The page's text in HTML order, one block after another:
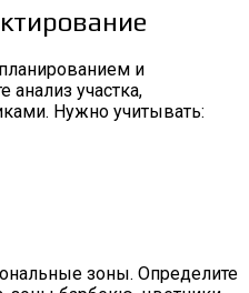
и
анализ участка,
Нужно учитывать:
зоны. Определите